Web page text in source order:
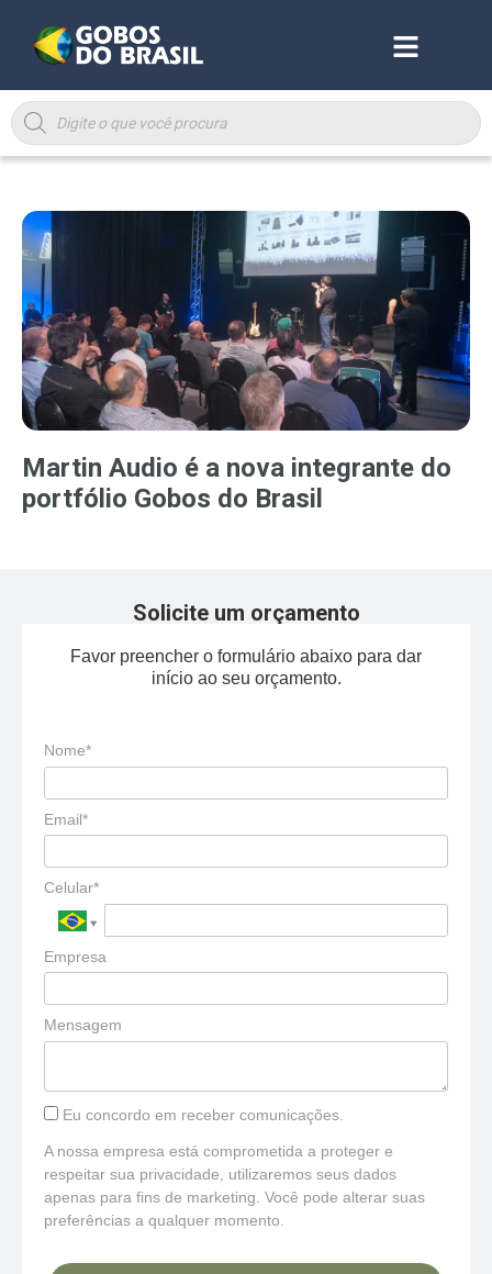
Martin Audio é a nova integrante do
portfólio Gobos do Brasil
Solicite um orçamento
Favor preencher o formulário abaixo para dar
início ao seu orçamento.
Nome*
Email*
Celular*
Empresa
Mensagem
Eu concordo em receber comunicações.
A nossa empresa está comprometida a proteger e
respeitar sua privacidade, utilizaremos seus dados
apenas para fins de marketing. Você pode alterar suas
preferências a qualquer momento.